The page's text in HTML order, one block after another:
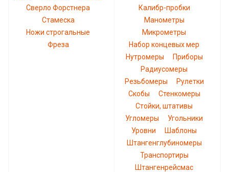
Сверло Форстнера
Стамеска
Ножи строгальные
Фреза
Калибр-пробки
Манометры
Микрометры
Набор концевых мер
Нутромеры
Приборы
Радиусомеры
Резьбомеры
Рулетки
Скобы
Стенкомеры
Стойки, штативы
Угломеры
Угольники
Уровни
Шаблоны
Штангенглубиномеры
Транспортиры
Штангенрейсмас